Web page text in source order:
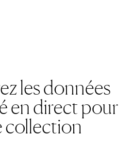
les données
en direct pour
collection